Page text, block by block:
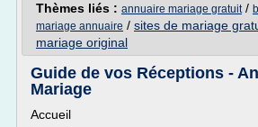
Thèmes liés : annuaire mariage gratuit/
mariage annuaire / sites de mariage
mariage original
Guide de vos Réceptions -
Mariage
Accueil